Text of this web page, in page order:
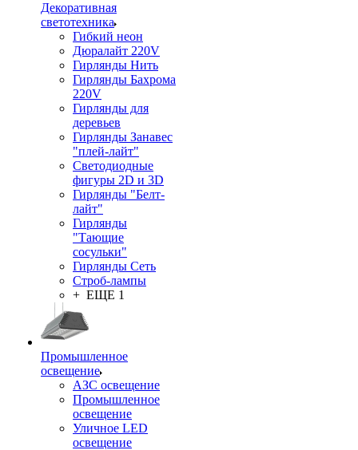
Декоративная
светотехника
Гибкий неон
Дюралайт 220V
Гирлянды Нить
Гирлянды Бахрома
220V
Гирлянды для
деревьев
Гирлянды Занавес
"плей-лайт"
Светодиодные
фигуры 2D и 3D
Гирлянды "Белт-
лайт"
Гирлянды
"Тающие
сосульки"
Гирлянды Сеть
Строб-лампы
+ ЕЩЕ 1
Промышленное
освещение
АЗС освещение
Промышленное
освещение
Уличное LED
освещение